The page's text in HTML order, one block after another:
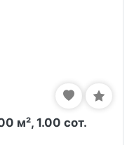
м², 1.00 сот.